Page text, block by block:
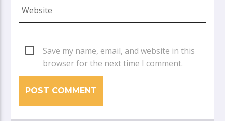
Save my name, email, and website in this
browser for the next time I comment.